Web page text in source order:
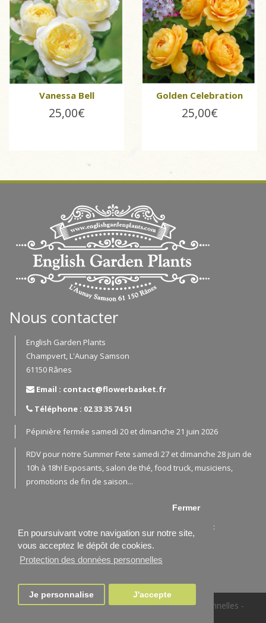
En poursuivant votre navigation sur notre site,
vous acceptez le dépôt de cookies.
Protection des données personnelles
Fermer
Je personnalise J'accepte
Vanessa Bell
25,00€
Golden Celebration
25,00€
Nous contacter
English Garden Plants
Champvert, L'Aunay Samson
61150 Rânes
Email : contact@flowerbasket.fr
Téléphone : 02 33 35 74 51
Pépinière fermée samedi 20 et dimanche 21 juin 2026
RDV pour notre Summer Fete samedi 27 et dimanche 28 juin de
10h à 18h! Exposants, salon de thé, food truck, musiciens,
promotions de fin de saison...
En cas de besoin, merci de nous contacter par email:
contact@flowerbasket.fr
ou téléphone 02 33 35 74 51 / 06 72 22 86 04
Mentions légales-Protection des données personnelles -